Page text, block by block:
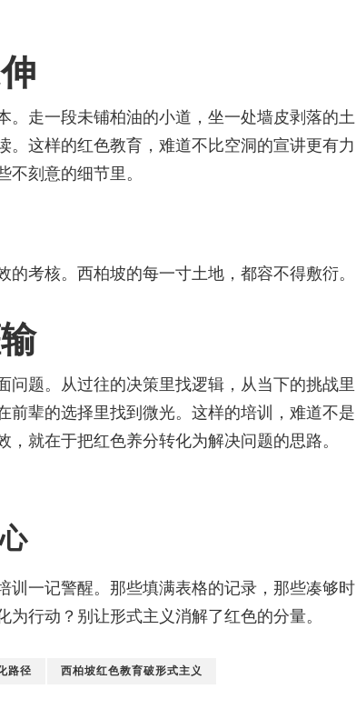
。走一段未铺柏油的小道，坐一处墙皮剥落的土
。这样的红色教育，难道不比空洞的宣讲更有力
刻意的细节里。
考核。西柏坡的每一寸土地，都容不得敷衍。
问题。从过往的决策里找逻辑，从当下的挑战里
前辈的选择里找到微光。这样的培训，难道不是
就在于把红色养分转化为解决问题的思路。
训一记警醒。那些填满表格的记录，那些凑够时
行动？别让形式主义消解了红色的分量。
路径 西柏坡红色教育破形式主义